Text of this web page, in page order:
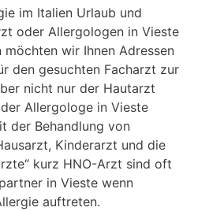
im Italien Urlaub und
oder Allergologen in Vieste
möchten wir Ihnen Adressen
den gesuchten Facharzt zur
nicht nur der Hautarzt
Allergologe in Vieste
der Behandlung von
Kinderarzt und die
kurz HNO-Arzt sind oft
in Vieste wenn
auftreten.